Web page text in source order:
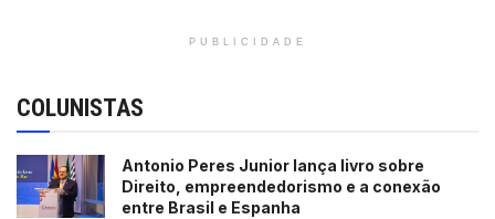
PUBLICIDADE
COLUNISTAS
Antonio Peres Junior lança livro sobre
Direito, empreendedorismo e a conexão
entre Brasil e Espanha